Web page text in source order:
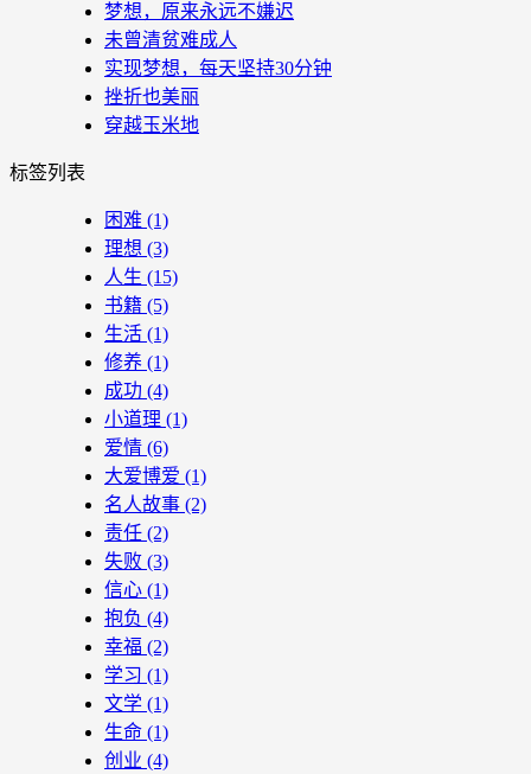
梦想，原来永远不嫌迟
未曾清贫难成人
实现梦想，每天坚持30分钟
挫折也美丽
穿越玉米地
标签列表
困难 (1)
理想 (3)
人生 (15)
书籍 (5)
生活 (1)
修养 (1)
成功 (4)
小道理 (1)
爱情 (6)
大爱博爱 (1)
名人故事 (2)
责任 (2)
失败 (3)
信心 (1)
抱负 (4)
幸福 (2)
学习 (1)
文学 (1)
生命 (1)
创业 (4)